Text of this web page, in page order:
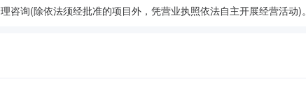
询(除依法须经批准的项目外，凭营业执照依法自主开展经营活动)。